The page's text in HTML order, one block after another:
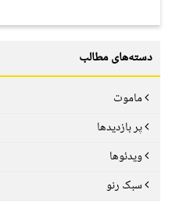
دسته‌های مطالب
ماموت
پر بازدیدها
ویدئوها
سبک رنو